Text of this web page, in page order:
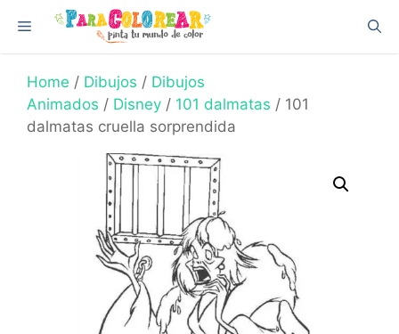
content
Menu
Home / Dibujos / Dibujos
Animados / Disney / 101 dalmatas / 101
dalmatas cruella sorprendida